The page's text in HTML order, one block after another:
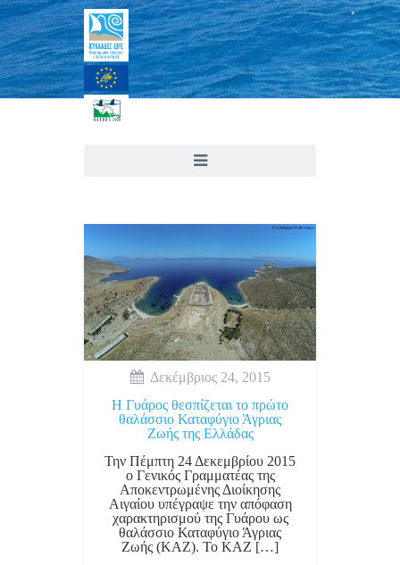
Δεκέμβριος 24, 2015
Η Γυάρος θεσπίζεται το πρώτο
θαλάσσιο Καταφύγιο Άγριας
Ζωής της Ελλάδας
Την Πέμπτη 24 Δεκεμβρίου 2015
ο Γενικός Γραμματέας της
Αποκεντρωμένης Διοίκησης
Αιγαίου υπέγραψε την απόφαση
χαρακτηρισμού της Γυάρου ως
θαλάσσιο Καταφύγιο Άγριας
Ζωής (ΚΑΖ). Το ΚΑΖ […]